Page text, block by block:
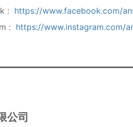
: https://www.facebook.com/
: https://www.instagram.com/
公司